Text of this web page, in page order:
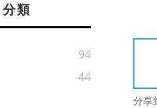
分類
94
44
分享